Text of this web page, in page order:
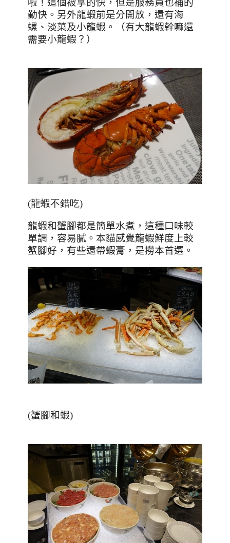
勤快。另外龍蝦前是分開放，還有海
螺、淡菜及小龍蝦。（有大龍蝦幹嘛還
需要小龍蝦？）
(龍蝦不錯吃)
龍蝦和蟹腳都是簡單水煮，這種口味較
單調，容易膩。本貓感覺龍蝦鮮度上較
蟹腳好，有些還帶蝦膏，是撈本首選。
(蟹腳和蝦)